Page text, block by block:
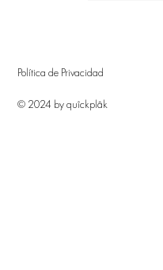
Política de Privacidad
© 2024 by quîckplâk